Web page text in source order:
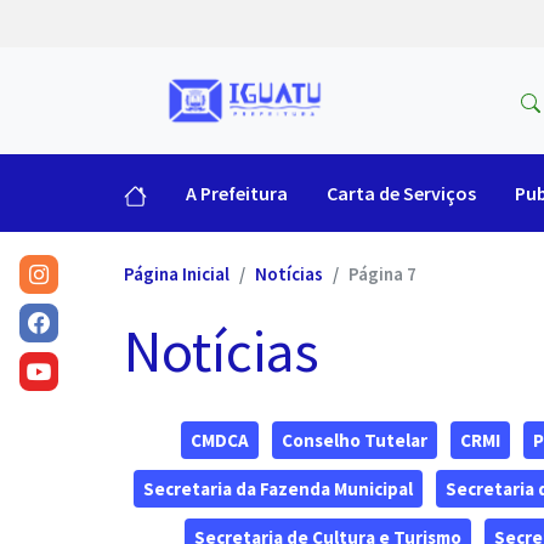
A Prefeitura Carta de Serviços
Página Inicial Notícias Página 7
Notícias
CMDCA Conselho Tutelar CRMI
Secretaria da Fazenda Municipal Secretaria
Secretaria de Cultura e Turismo